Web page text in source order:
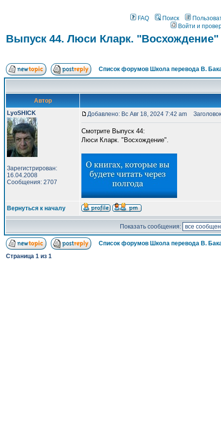
FAQ Поиск
Войти и
Выпуск 44. Люси Кларк. "Восхождение"
Список форумов Школа перевода В.
Автор
LyoSHICK
Зарегистрирован:
16.04.2008
Сообщения: 2707
Добавлено: Вс Авг 18, 2024 7:42 am
Смотрите Выпуск 44:
Люси Кларк. "Восхождение".
Вернуться к началу
Показать сообщения:
Список форумов Школа перевода В.
Страница 1 из 1